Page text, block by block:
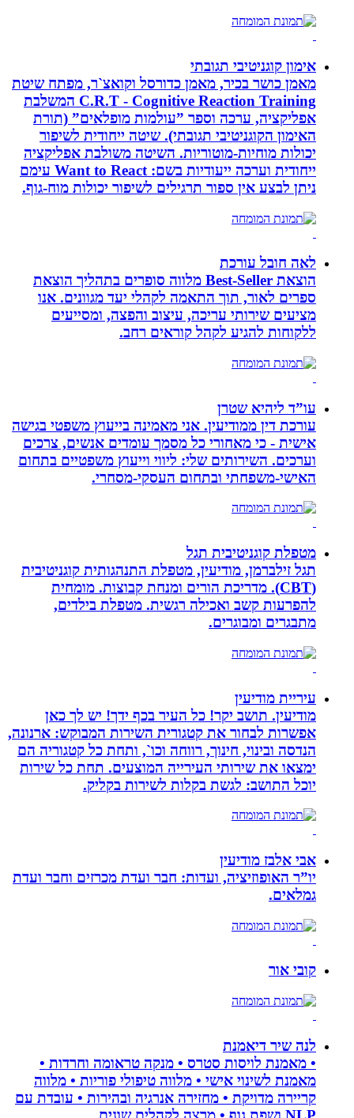
אימון קוגניטיבי תגובתי
מאמן כושר בכיר, מאמן כדורסל וקואצ`ר, מפתח שיטת
C.R.T - Cognitive Reaction Training המשלבת
אפליקציה, ערכה וספר ”עולמות מופלאים” (תורת
האימון הקוגניטיבי תגובתי). שיטה ייחודית לשיפור
יכולות מוחיות-מוטוריות. השיטה משולבת אפליקציה
ייחודית וערכה ייעודיות בשם: Want to React עימם
ניתן לבצע אין ספור תרגילים לשיפור יכולות מוח-גוף.
לאה חובל עורכת
הוצאת Best-Seller מלווה סופרים בתהליך הוצאת
ספרים לאור, תוך התאמה לקהלי יעד מגוונים. אנו
מציעים שירותי עריכה, עיצוב והפצה, ומסייעים
ללקוחות להגיע לקהל קוראים רחב.
עו”ד ליהיא שטרן
עורכת דין ממודיעין. אני מאמינה בייעוץ משפטי בגישה
אישית - כי מאחורי כל מסמך עומדים אנשים, צרכים
וערכים. השירותים שלי: ליווי וייעוץ משפטיים בתחום
האישי-משפחתי ובתחום העסקי-מסחרי.
מטפלת קוגניטיבית תגל
תגל זילברמן, מודיעין, מטפלת התנהגותית קוגניטיבית
(CBT). מדריכת הורים ומנחת קבוצות. מומחית
להפרעות קשב ואכילה רגשית. מטפלת בילדים,
מתבגרים ומבוגרים.
עיריית מודיעין
מודיעין. תושב יקר! כל העיר בכף ידך! יש לך כאן
אפשרות לבחור את קטגורית השירות המבוקש: ארנונה,
הנדסה ובינוי, חינוך, רווחה וכו`, ותחת כל קטגוריה הם
ימצאו את שירותי העירייה המוצעים. תחת כל שירות
יוכל התושב: לגשת בקלות לשירות בקליק.
אבי אלבז מודיעין
יו”ר האופוזיציה, ועדות: חבר ועדת מכרזים וחבר ועדת
גמלאים.
קובי אור
לנה שיר דיאמנת
• מאמנת לויסות סטרס • מנקה טראומה וחרדות •
מאמנת לשינוי אישי • מלווה טיפולי פוריות • מלווה
קריירה מדויקת • מחזירה אנרגיה ובהירות • עובדת עם